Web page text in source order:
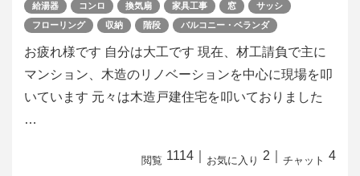
給湯器
コンロ 換気扇 家具工事 窓
サッシ
フローリング
収納 階段 バルコニー・ベランダ
お疲れ様です 自分は大工です 現在、材工請負で主に
マンション、木造のリノベーションを中心に現場を叩
いています 元々は木造戸建住宅を叩いておりました
…
閲覧 1114 お気に入り 2 チャット 4